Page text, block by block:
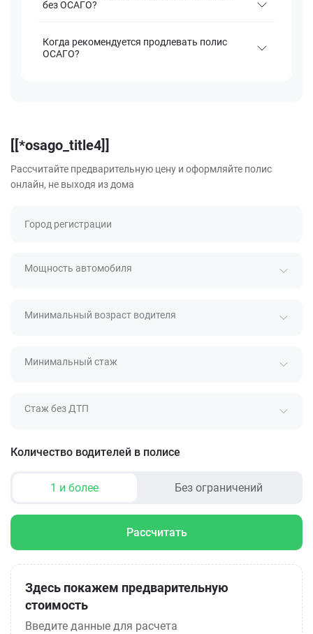
без ОСАГО?
Когда рекомендуется продлевать полис
ОСАГО?
[[*osago_title4]]
Рассчитайте предварительную цену и оформляйте полис
онлайн, не выходя из дома
Город регистрации
Мощность автомобиля
Минимальный возраст водителя
Минимальный стаж
Стаж без ДТП
Количество водителей в полисе
1 и более Без ограничений
Рассчитать
Здесь покажем предварительную
стоимость
Введите данные для расчета